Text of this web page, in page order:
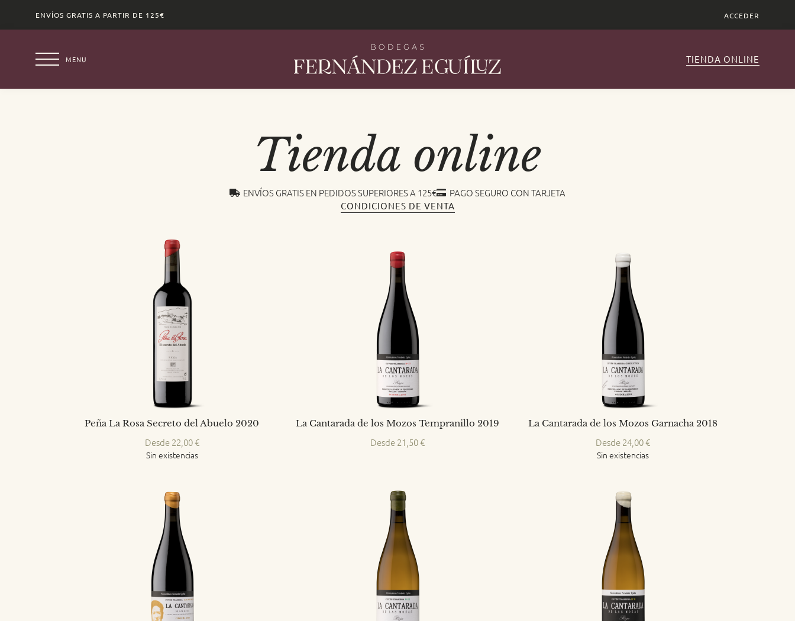
ENVÍOS GRATIS A PARTIR DE 125€ ACCEDER
MENU TIENDA ONLINE
Tienda online
ENVÍOS GRATIS EN PEDIDOS SUPERIORES A 125€ PAGO SEGURO CON TARJETA
CONDICIONES DE VENTA
Peña La Rosa Secreto del Abuelo 2020
Desde22,00€
Sin existencias
La Cantarada de los Mozos Tempranillo 2019
Desde21,50€
La Cantarada de los Mozos Garnacha 2018
Desde24,00€
Sin existencias